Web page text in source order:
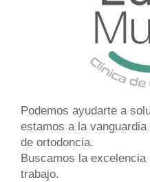
Podemos ayudarte a
estamos a la
de ortodoncia.
Buscamos la
trabajo.